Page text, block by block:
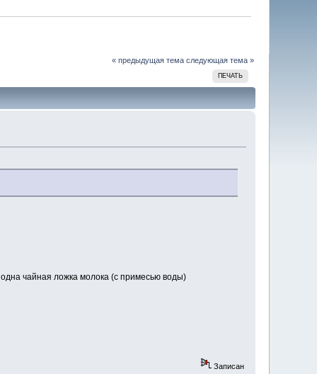
« предыдущая тема следующая тема »
ПЕЧАТЬ
чайная ложка молока (с примесью воды)
Записан